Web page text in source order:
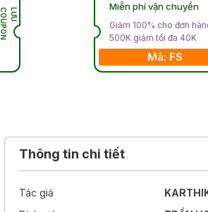
L
Ư
U
C
O
U
P
O
N
Miễn phí vận chuyển
Giảm 100% cho đơn
500K giảm tối đa 40K
Mã: FS
Thông tin chi tiết
Tác giả